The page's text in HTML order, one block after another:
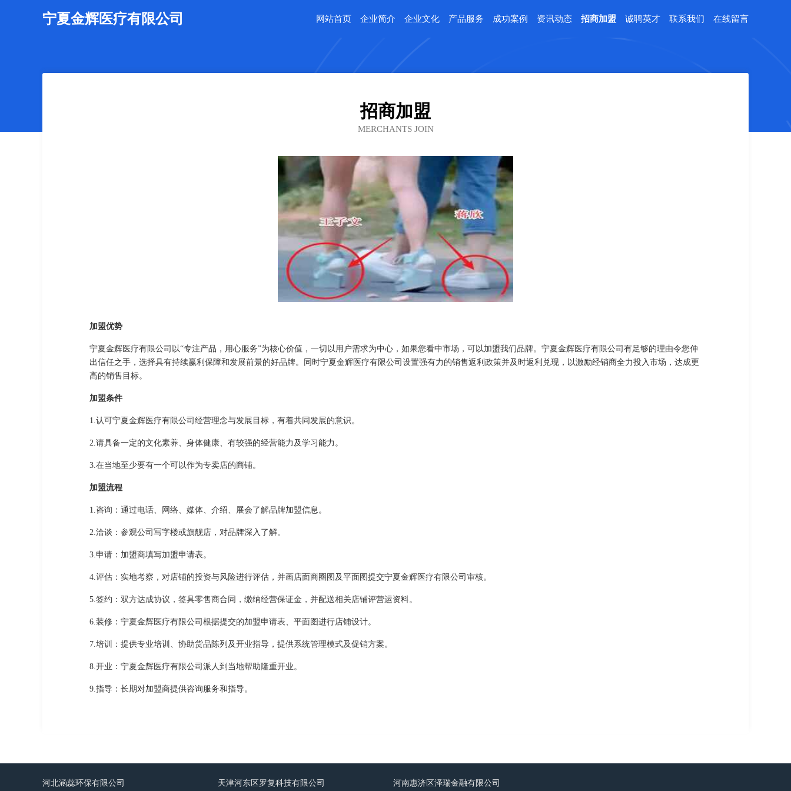
宁夏金辉医疗有限公司 网站首页 企业简介 企业文化 产品服务 成功案例 资讯动态 招商加盟 诚聘英才 联系我们 在线留言
招商加盟
MERCHANTS JOIN
加盟优势
宁夏金辉医疗有限公司以“专注产品，用心服务”为核心价值，一切以用户需求为中心，如果您看中市场，可以加盟我们品牌。宁夏金辉医疗有限公司有足够的理由令您伸
出信任之手，选择具有持续赢利保障和发展前景的好品牌。同时宁夏金辉医疗有限公司设置强有力的销售返利政策并及时返利兑现，以激励经销商全力投入市场，达成更
高的销售目标。
加盟条件
1.认可宁夏金辉医疗有限公司经营理念与发展目标，有着共同发展的意识。
2.请具备一定的文化素养、身体健康、有较强的经营能力及学习能力。
3.在当地至少要有一个可以作为专卖店的商铺。
加盟流程
1.咨询：通过电话、网络、媒体、介绍、展会了解品牌加盟信息。
2.洽谈：参观公司写字楼或旗舰店，对品牌深入了解。
3.申请：加盟商填写加盟申请表。
4.评估：实地考察，对店铺的投资与风险进行评估，并画店面商圈图及平面图提交宁夏金辉医疗有限公司审核。
5.签约：双方达成协议，签具零售商合同，缴纳经营保证金，并配送相关店铺评营运资料。
6.装修：宁夏金辉医疗有限公司根据提交的加盟申请表、平面图进行店铺设计。
7.培训：提供专业培训、协助货品陈列及开业指导，提供系统管理模式及促销方案。
8.开业：宁夏金辉医疗有限公司派人到当地帮助隆重开业。
9.指导：长期对加盟商提供咨询服务和指导。
河北涵蕊环保有限公司 天津河东区罗复科技有限公司 河南惠济区泽瑞金融有限公司